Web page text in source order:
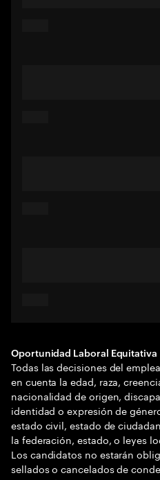
Oportunidad Laboral Equitativa
Todas las decisiones del
en cuenta la edad, raza,
nacionalidad de origen,
identidad o expresión de
estado civil, estado de
la federación, estado, o leyes
Los candidatos no estarán
sellados o cancelados de